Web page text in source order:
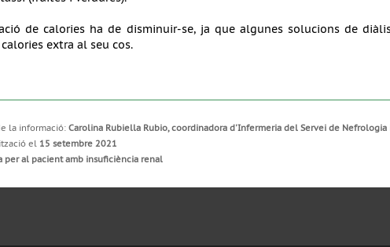
de calories ha de disminuir-se, ja que algunes solucions de
extra al seu cos.
la informació: Carolina Rubiella Rubio, coordinadora d'Infermeria del Servei de Nefrologia
el 15 setembre 2021
per al pacient amb insuficiència renal